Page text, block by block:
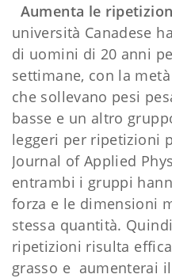
Aumenta le
università Canadese
di uomini di 20 anni
settimane, con la
che sollevano pesi
basse e un altro
leggeri per ripetizioni
Journal of Applied
entrambi i gruppi
forza e le dimensioni
stessa quantità.
ripetizioni risulta
grasso e aumenterai